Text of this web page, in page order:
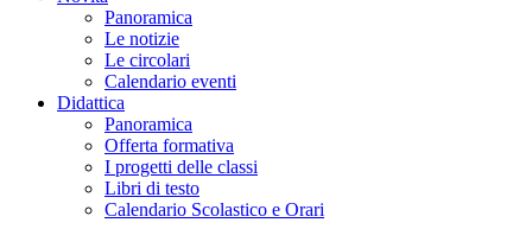
Panoramica
Le notizie
Le circolari
Calendario eventi
Didattica
Panoramica
Offerta formativa
I progetti delle classi
Libri di testo
Calendario Scolastico e Orari